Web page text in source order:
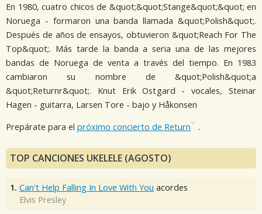
En 1980, cuatro chicos de &quot;&quot;Stange&quot;&quot; en
Noruega - formaron una banda llamada &quot;Polish&quot;.
Después de años de ensayos, obtuvieron &quot;Reach For The
Top&quot;. Más tarde la banda a seria una de las mejores
bandas de Noruega de venta a través del tiempo. En 1983
cambiaron su nombre de &quot;Polish&quot;a
&quot;Returnr&quot;. Knut Erik Ostgard - vocales, Steinar
Hagen - guitarra, Larsen Tore - bajo y Håkonsen
Prepárate para el próximo concierto de Return .
TOP CANCIONES UKELELE (AGOSTO)
1. Can't Help Falling In Love With You acordes
Elvis Presley